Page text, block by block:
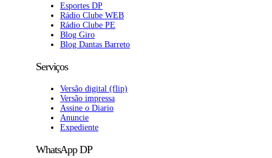
Esportes DP
Rádio Clube WEB
Rádio Clube PE
Blog Giro
Blog Dantas Barreto
Serviços
Versão digital (flip)
Versão impressa
Assine o Diario
Anuncie
Expediente
WhatsApp DP